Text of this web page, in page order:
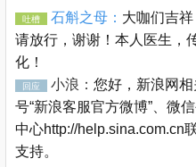
吐槽 石斛之母： 大咖们吉
请放行，谢谢！本人医生，
化！
回应 小浪： 您好，新浪网
号“新浪客服官方微博”、微
中心http://help.sina.com.cn
支持。